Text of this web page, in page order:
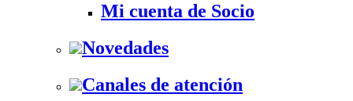
Mi cuenta de Socio
Novedades
Canales de atención